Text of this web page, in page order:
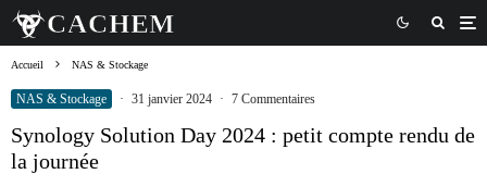
Accueil NAS & Stockage
NAS & Stockage · 31 janvier 2024 · 7 Commentaires
Synology Solution Day 2024 : petit compte rendu de
la journée